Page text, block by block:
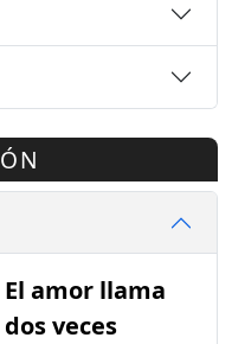
El amor llama
dos veces